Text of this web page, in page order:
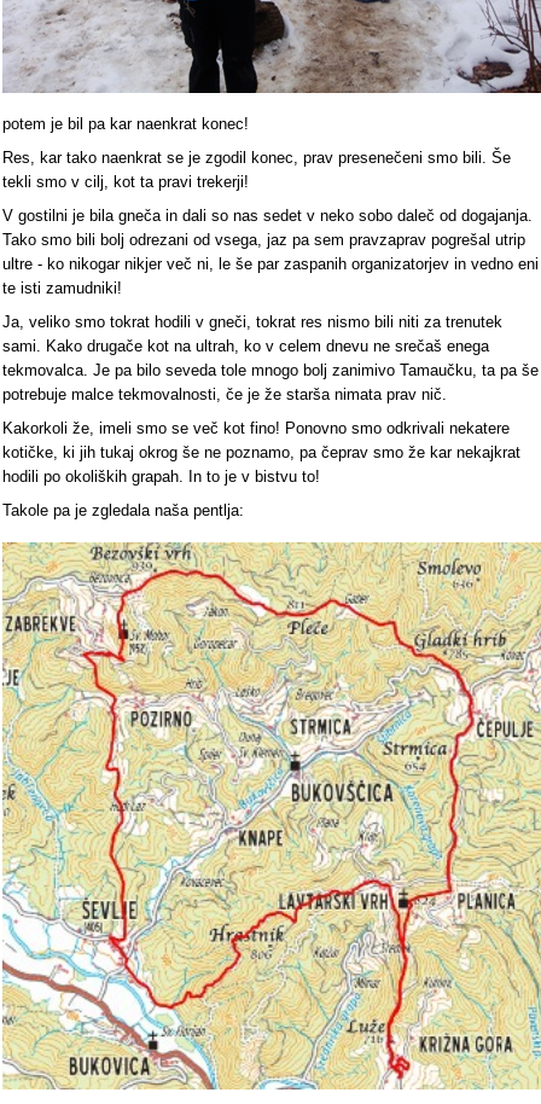
potem je bil pa kar naenkrat konec!
Res, kar tako naenkrat se je zgodil konec, prav presenečeni smo bili. Še
tekli smo v cilj, kot ta pravi trekerji!
V gostilni je bila gneča in dali so nas sedet v neko sobo daleč od dogajanja.
Tako smo bili bolj odrezani od vsega, jaz pa sem pravzaprav pogrešal utrip
ultre - ko nikogar nikjer več ni, le še par zaspanih organizatorjev in vedno eni
te isti zamudniki!
Ja, veliko smo tokrat hodili v gneči, tokrat res nismo bili niti za trenutek
sami. Kako drugače kot na ultrah, ko v celem dnevu ne srečaš enega
tekmovalca. Je pa bilo seveda tole mnogo bolj zanimivo Tamaučku, ta pa še
potrebuje malce tekmovalnosti, če je že starša nimata prav nič.
Kakorkoli že, imeli smo se več kot fino! Ponovno smo odkrivali nekatere
kotičke, ki jih tukaj okrog še ne poznamo, pa čeprav smo že kar nekajkrat
hodili po okoliških grapah. In to je v bistvu to!
Takole pa je zgledala naša pentlja: